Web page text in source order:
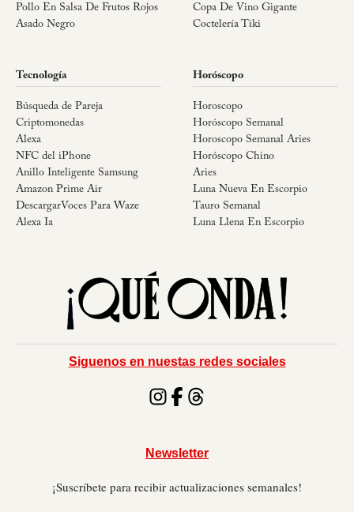
Pollo En Salsa De Frutos Rojos
Asado Negro
Copa De Vino Gigante
Coctelería Tiki
Tecnología
Búsqueda de Pareja
Criptomonedas
Alexa
NFC del iPhone
Anillo Inteligente Samsung
Amazon Prime Air
DescargarVoces Para Waze
Alexa Ia
Horóscopo
Horoscopo
Horóscopo Semanal
Horoscopo Semanal Aries
Horóscopo Chino
Aries
Luna Nueva En Escorpio
Tauro Semanal
Luna Llena En Escorpio
Siguenos en nuestas redes sociales
Newsletter
¡Suscríbete para recibir actualizaciones semanales!